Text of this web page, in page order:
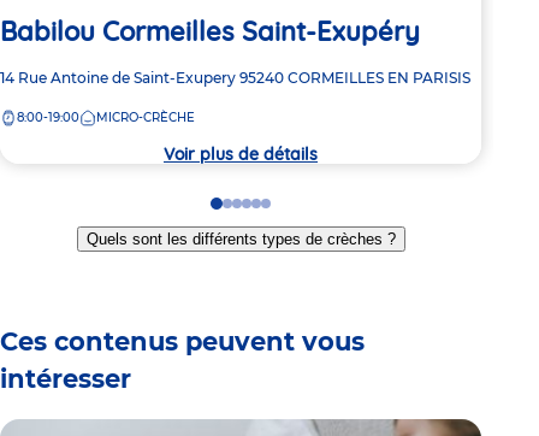
Babilou Cormeilles Saint-Exupéry
Adresse
la
14 Rue Antoine de Saint-Exupery 95240 CORMEILLES EN PARISIS
8:00-19:00 MICRO-CRÈCHE
Voir plus de détails
Go
to
slide
Go
to
slide
Go
to
slide
Go
to
slide
Go
to
slide
Go
to
slide
Quels sont les différents types de crèches ?
Ces contenus peuvent vous
intéresser